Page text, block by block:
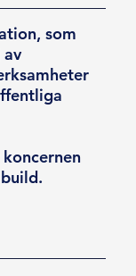
som
av